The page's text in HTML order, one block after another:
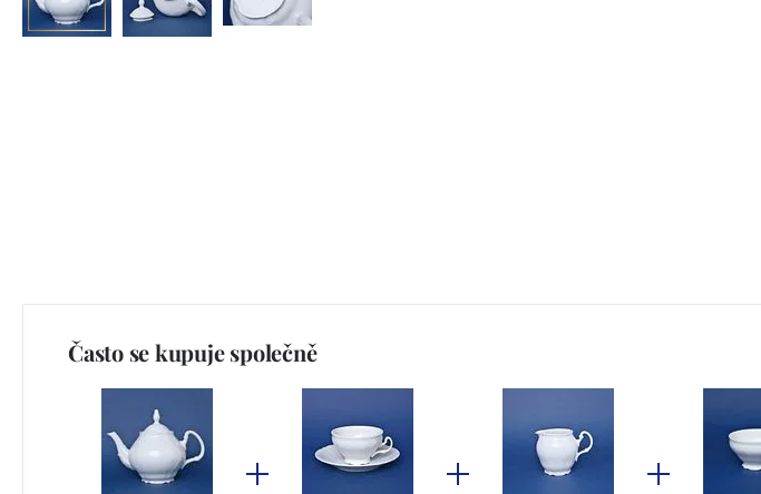
Často se kupuje společně